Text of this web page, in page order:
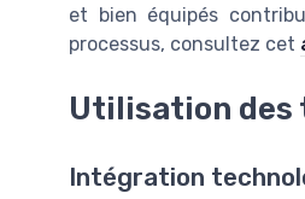
et bien équipés
processus, consultez cet
Utilisation des
Intégration